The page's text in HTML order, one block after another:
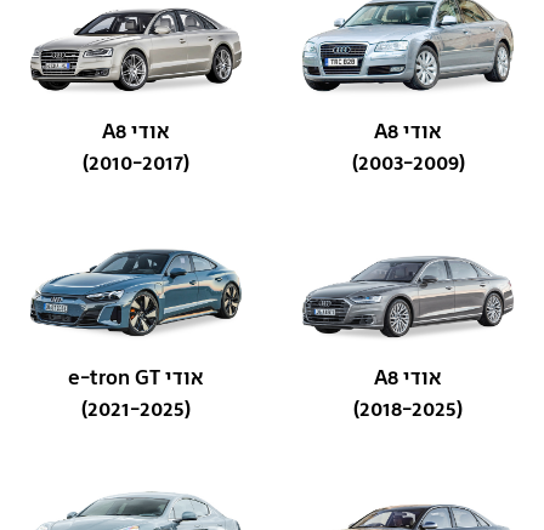
אודי A8
(2003-2009)
אודי A8
(2010-2017)
אודי A8
(2018-2025)
אודי e-tron GT
(2021-2025)